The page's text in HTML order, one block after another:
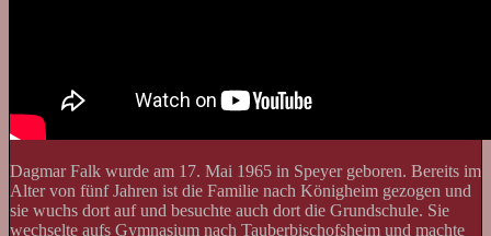
Dagmar Falk wurde am 17. Mai 1965 in Speyer geboren. Bereits im
Alter von fünf Jahren ist die Familie nach Königheim gezogen und
sie wuchs dort auf und besuchte auch dort die Grundschule. Sie
wechselte aufs Gymnasium nach Tauberbischofsheim und machte